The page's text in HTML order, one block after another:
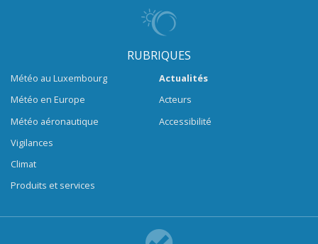
RUBRIQUES
Météo au Luxembourg
Météo en Europe
Météo aéronautique
Vigilances
Climat
Produits et services
Actualités
Acteurs
Accessibilité